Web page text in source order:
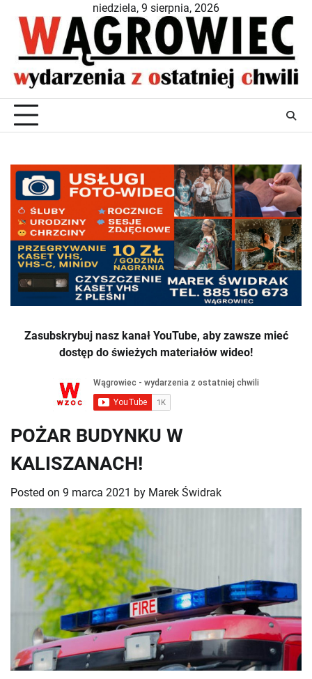
content
niedziela, 9 sierpnia, 2026
Zasubskrybuj nasz kanał YouTube, aby zawsze mieć
dostęp do świeżych materiałów wideo!
POŻAR BUDYNKU W
KALISZANACH!
Posted on 9 marca 2021 by Marek Świdrak